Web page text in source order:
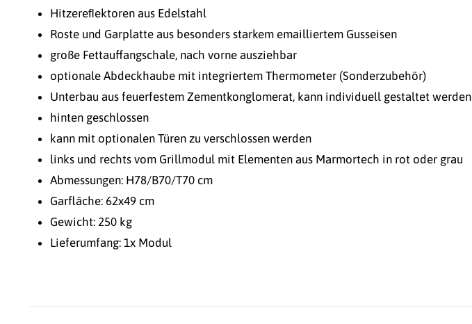
Hitzereﬂektoren aus Edelstahl
Roste und Garplatte aus besonders starkem emailliertem Gusseisen
große Fettauffangschale, nach vorne ausziehbar
optionale Abdeckhaube mit integriertem Thermometer (Sonderzubehör)
Unterbau aus feuerfestem Zementkonglomerat, kann individuell gestaltet werden
hinten geschlossen
kann mit optionalen Türen zu verschlossen werden
links und rechts vom Grillmodul mit Elementen aus Marmortech in rot oder grau
Abmessungen: H78/B70/T70 cm
Garfläche: 62x49 cm
Gewicht: 250 kg
Lieferumfang: 1x Modul